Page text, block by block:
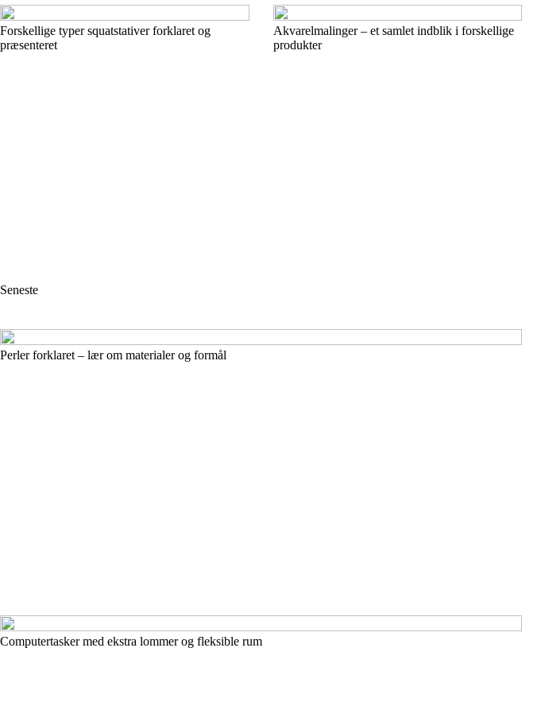
Forskellige typer squatstativer forklaret og
præsenteret
Akvarelmalinger – et samlet indblik i forskellige
produkter
Seneste
Perler forklaret – lær om materialer og formål
Computertasker med ekstra lommer og fleksible rum